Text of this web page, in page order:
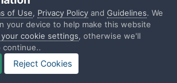
of Use, Privacy Policy and Guidelines. We
your device to help make this website
cookie settings, otherwise we'll
continue..
Reject Cookies